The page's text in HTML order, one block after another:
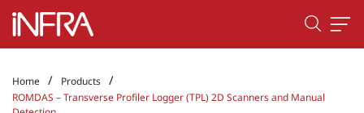
Home / Products /
ROMDAS – Transverse Profiler Logger (TPL) 2D Scanners and Manual